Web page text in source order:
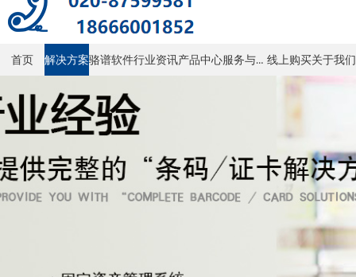
首页 解决方案骆谱软件行业资讯产品中心 服务与支持 线上购买关于我们